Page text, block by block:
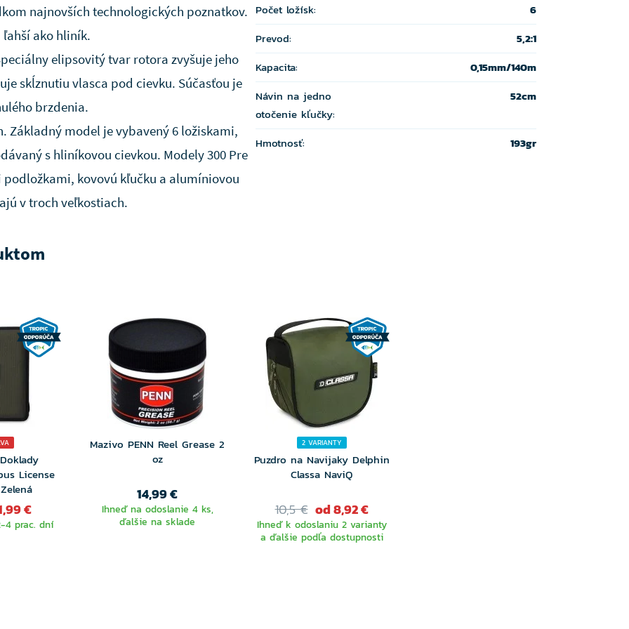
najnovších technologických poznatkov.
ako hliník.
elipsovitý tvar rotora zvyšuje jeho
skĺznutiu vlasca pod cievku. Súčasťou je
brzdenia.
Základný model je vybavený 6 ložiskami,
s hliníkovou cievkou. Modely 300 Pre
kovovú kľučku a alumíniovou
v troch veľkostiach.
Počet ložísk:
6
Prevod:
5,2:1
Kapacita:
0,15mm/140m
Návin na jedno
otočenie kľučky:
52cm
Hmotnosť: 193gr
License
€
4 prac. dní
Mazivo PENN Reel Grease 2
oz
14,99 €
Ihneď na odoslanie 4 ks,
ďalšie na sklade
2 VARIANTY
Puzdro na Navijaky Delphin
Classa NaviQ
10,5 € od 8,92 €
Ihneď k odoslaniu 2 varianty
a ďalšie podľa dostupnosti